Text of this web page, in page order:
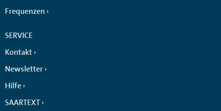
Frequenzen
SERVICE
Kontakt
Newsletter
Hilfe
SAARTEXT